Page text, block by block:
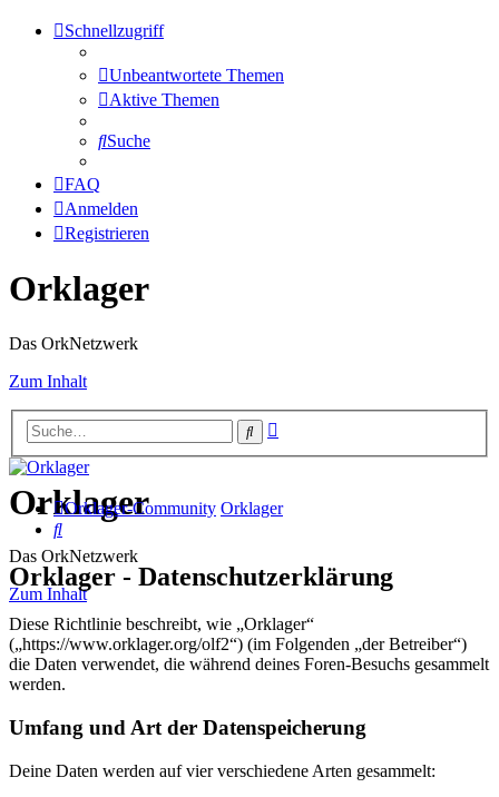
Schnellzugriff
Unbeantwortete Themen
Aktive Themen
Suche
FAQ
Anmelden
Registrieren
Orklager
Das OrkNetzwerk
Zum Inhalt
Suche
Orklager
Das OrkNetzwerk
Zum Inhalt
Orklager-Community Orklager
Suche
Orklager - Datenschutzerklärung
Diese Richtlinie beschreibt, wie „Orklager“
(„https://www.orklager.org/olf2“) (im Folgenden „der Betreiber“)
die Daten verwendet, die während deines Foren-Besuchs gesammelt
werden.
Umfang und Art der Datenspeicherung
Deine Daten werden auf vier verschiedene Arten gesammelt: